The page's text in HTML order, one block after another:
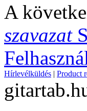
A
szavazat
Hírlevélküldés | Product